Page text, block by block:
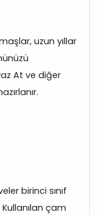
uzun yıllar
At ve diğer
birinci sınıf
çam